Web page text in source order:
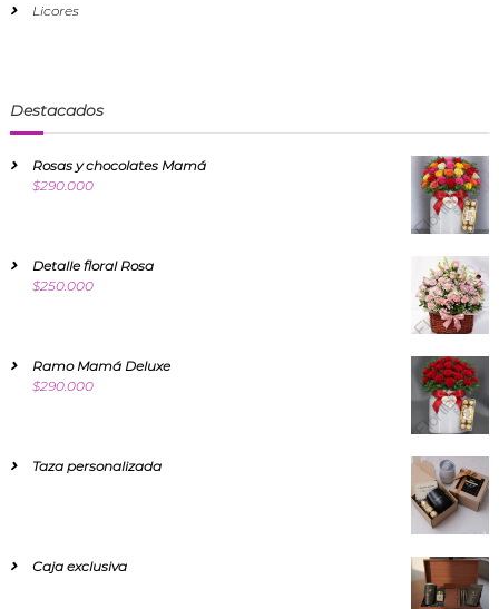
Licores
Destacados
Rosas y chocolates Mamá
$290.000
Detalle floral Rosa
$250.000
Ramo Mamá Deluxe
$290.000
Taza personalizada
Caja exclusiva